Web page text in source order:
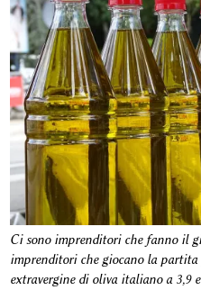
Ci sono imprenditori che fanno il
imprenditori che giocano la partita
extravergine di oliva italiano a 3,9